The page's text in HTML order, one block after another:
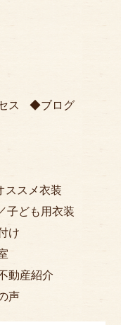
ス
ブログ
ススメ衣装
子ども用衣装
け
動産紹介
声